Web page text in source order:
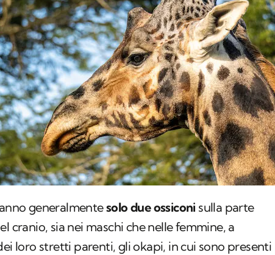
generalmentesolo due ossiconi sulla parte
cranio, sia nei maschi che nelle femmine, a
loro stretti parenti, gli okapi, in cui sono presenti